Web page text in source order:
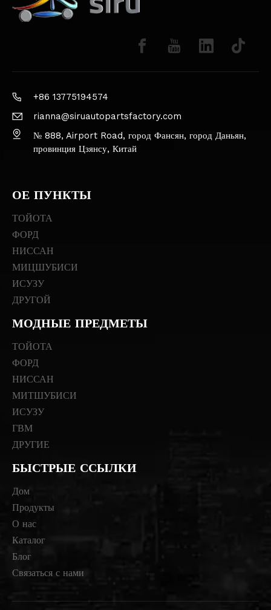
+86 13775194574
rianna@siruautopartsfactory.com
№ 888, Airport Road, город Фансян, город Даньян,
провинция Цзянсу, Китай
ОЕ ПУНКТЫ
ТОЙОТА
ФОРД
НИССАН
МИЦШУБИСИ
ИСУЗУ
ДРУГОЙ
МОДНЫЕ ПРЕДМЕТЫ
ТОЙОТА
ФОРД
НИССАН
МИТШУБИСИ
ИСУЗУ
ГВМ
ДРУГИЕ
БЫСТРЫЕ ССЫЛКИ
Дом
Продукты
О нас
Каталог
Блог
Связаться с нами